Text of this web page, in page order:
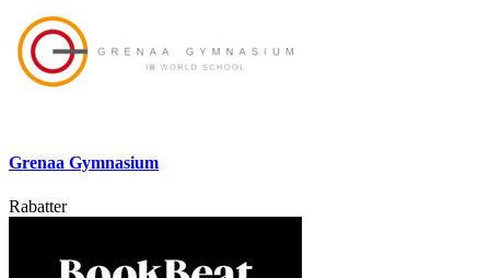
Grenaa Gymnasium
Rabatter